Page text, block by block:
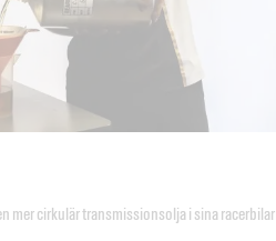
mer cirkulär transmissionsolja i sina racerbilar